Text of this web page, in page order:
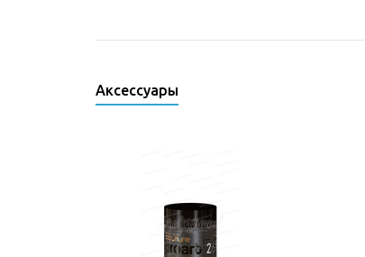
Аксессуары